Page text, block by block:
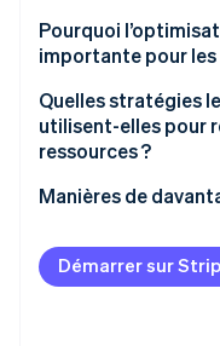
Vérification de
Découvrez
Regarder la
L’importance de
Pourquoi
importante pour les
Compétitivité
Rentabilité
Capacité
Développement
Quelles stratégies
utilisent-elles pour
ressources ?
Manières de
Infrastructure
Paie et comptabilité
Démarrer sur